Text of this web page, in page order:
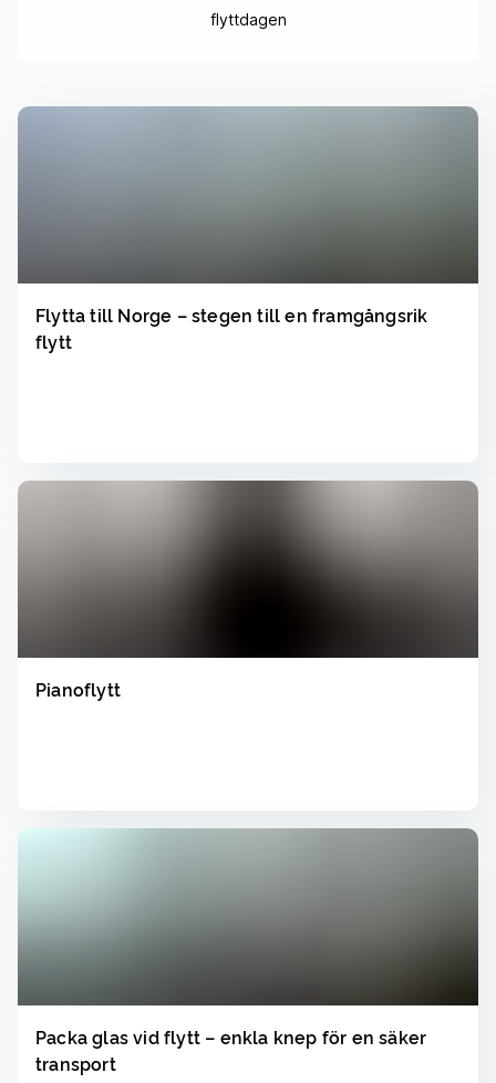
flyttdagen
Flytta till Norge – stegen till en framgångsrik
flytt
Pianoflytt
Packa glas vid flytt – enkla knep för en säker
transport